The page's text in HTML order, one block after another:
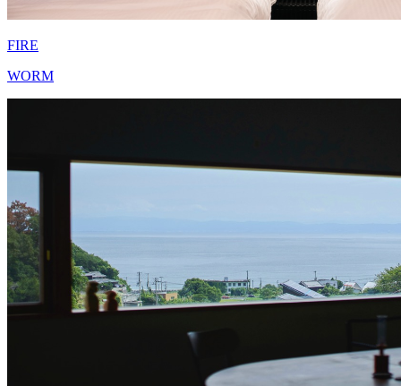
FIRE
WORM